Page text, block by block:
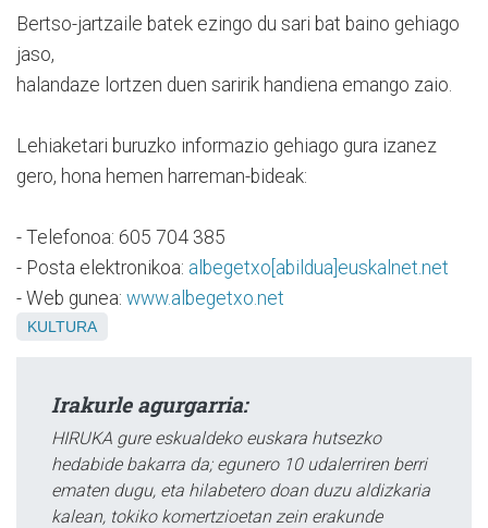
Bertso-jartzaile batek ezingo du sari bat baino gehiago
jaso,
halandaze lortzen duen saririk handiena emango zaio.
Lehiaketari buruzko informazio gehiago gura izanez
gero, hona hemen harreman-bideak:
- Telefonoa: 605 704 385
- Posta elektronikoa: albegetxo[abildua]euskalnet.net
- Web gunea: www.albegetxo.net
KULTURA
Irakurle agurgarria:
HIRUKA gure eskualdeko euskara hutsezko
hedabide bakarra da; egunero 10 udalerriren berri
ematen dugu, eta hilabetero doan duzu aldizkaria
kalean, tokiko komertzioetan zein erakunde